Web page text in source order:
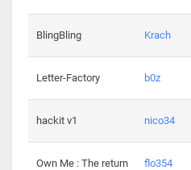
BlingBling Krach
Letter-Factory b0z
hackit v1 nico34
Own Me : The return flo354